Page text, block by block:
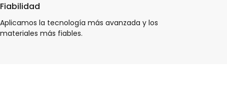
Fiabilidad
Aplicamos la tecnología más avanzada y los
materiales más fiables.